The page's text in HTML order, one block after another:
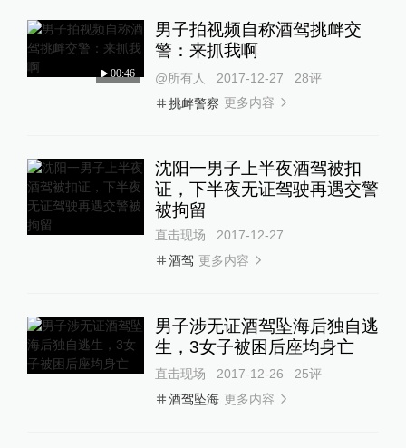
00:46
男子拍视频自称酒驾挑衅交
警：来抓我啊
@所有人 2017-12-27 28评
挑衅警察 更多内容
沈阳一男子上半夜酒驾被扣
证，下半夜无证驾驶再遇交警
被拘留
直击现场
2017-12-27
酒驾 更多内容
男子涉无证酒驾坠海后独自逃
生，3女子被困后座均身亡
直击现场 2017-12-26 25评
酒驾坠海 更多内容